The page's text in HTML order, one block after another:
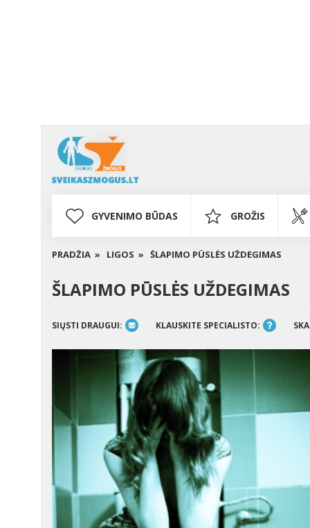
GYVENIMO BŪDAS GROŽIS
PRADŽIA » LIGOS » ŠLAPIMO PŪSLĖS UŽDEGIMAS
ŠLAPIMO PŪSLĖS UŽDEGIMAS
SIŲSTI DRAUGUI: KLAUSKITE SPECIALISTO: